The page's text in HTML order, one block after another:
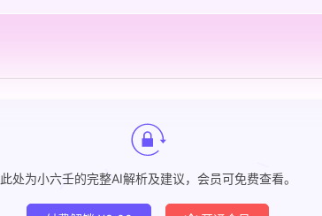
此处为小六壬的完整AI解析及建议，会员可免费查看。